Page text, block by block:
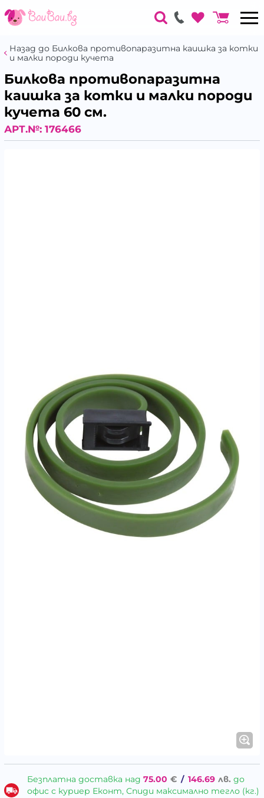
Назад до Билкова противопаразитна каишка за котки
и малки породи кучета
Билкова противопаразитна
каишка за котки и малки породи
кучета 60 см.
АРТ.№: 176466
Безплатна доставка над 75.00 € / 146.69 лв. до
офис с куриер Еконт, Спиди максимално тегло (кг.)